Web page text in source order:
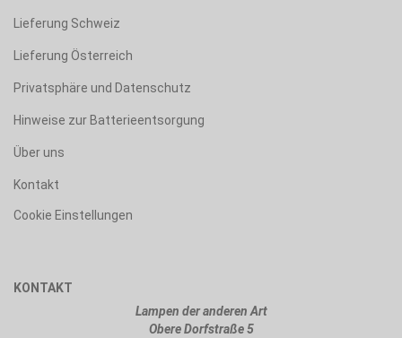
Lieferung Schweiz
Lieferung Österreich
Privatsphäre und Datenschutz
Hinweise zur Batterieentsorgung
Über uns
Kontakt
Cookie Einstellungen
KONTAKT
Lampen der anderen Art
Obere Dorfstraße 5